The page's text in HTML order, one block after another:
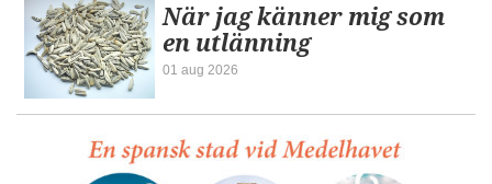
När jag känner mig som
en utlänning
01 aug 2026